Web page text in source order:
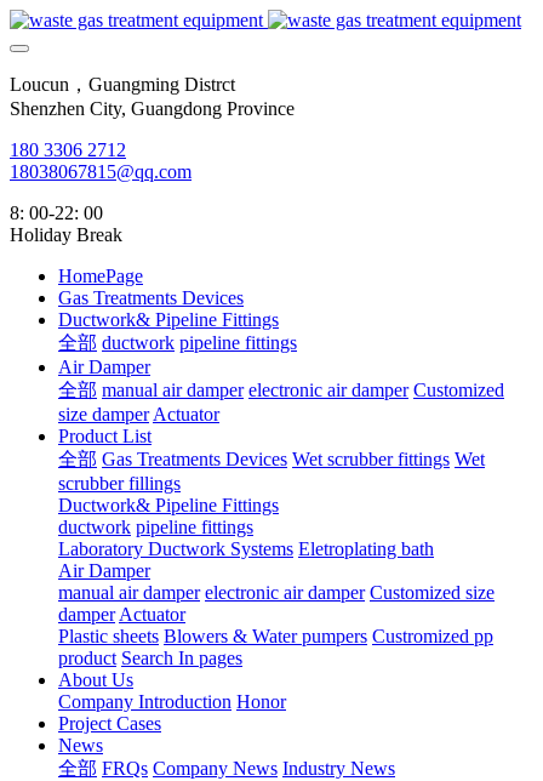
Loucun，Guangming Distrct
Shenzhen City, Guangdong Province
180 3306 2712
18038067815@qq.com
8: 00-22: 00
Holiday Break
HomePage
Gas Treatments Devices
Ductwork& Pipeline Fittings
全部 ductwork pipeline fittings
Air Damper
全部 manual air damper electronic air damper Customized
size damper Actuator
Product List
全部 Gas Treatments Devices Wet scrubber fittings Wet
scrubber fillings
Ductwork& Pipeline Fittings
ductwork pipeline fittings
Laboratory Ductwork Systems Eletroplating bath
Air Damper
manual air damper electronic air damper Customized size
damper Actuator
Plastic sheets Blowers & Water pumpers Custromized pp
product Search In pages
About Us
Company Introduction Honor
Project Cases
News
全部 FRQs Company News Industry News